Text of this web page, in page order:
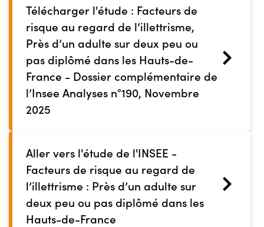
Télécharger l'étude : Facteurs de
risque au regard de l’illettrisme,
Près d’un adulte sur deux peu ou
pas diplômé dans les Hauts-de-
France - Dossier complémentaire de
l’Insee Analyses n°190, Novembre
2025
Aller vers l'étude de l'INSEE -
Facteurs de risque au regard de
l’illettrisme : Près d’un adulte sur
deux peu ou pas diplômé dans les
Hauts-de-France